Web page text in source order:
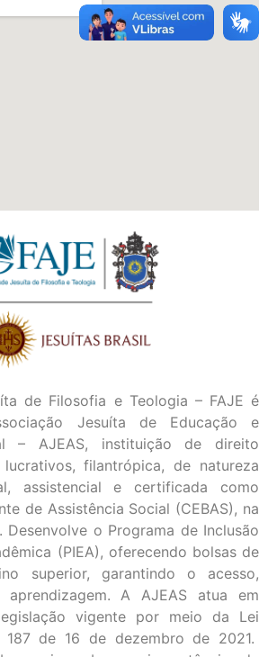
de Filosofia e Teologia – FAJE é
Jesuíta de Educação e
– AJEAS, instituição de direito
filantrópica, de natureza
assistencial e certificada como
de Assistência Social (CEBAS), na
Desenvolve o Programa de Inclusão
(PIEA), oferecendo bolsas de
superior, garantindo o acesso,
A AJEAS atua em
vigente por meio da Lei
187 de 16 de dezembro de 2021.